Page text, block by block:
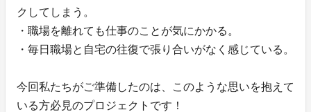
クしてしまう。
・職場を離れても仕事のことが気にかかる。
・毎日職場と自宅の往復で張り合いがなく感じている。
今回私たちがご準備したのは、このような思いを抱えて
いる方必見のプロジェクトです！